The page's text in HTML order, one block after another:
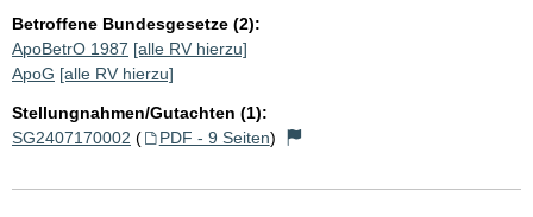
Betroffene Bundesgesetze (2):
ApoBetrO 1987 [alle RV hierzu]
ApoG [alle RV hierzu]
Stellungnahmen/Gutachten (1):
SG2407170002 ( PDF - 9 Seiten)